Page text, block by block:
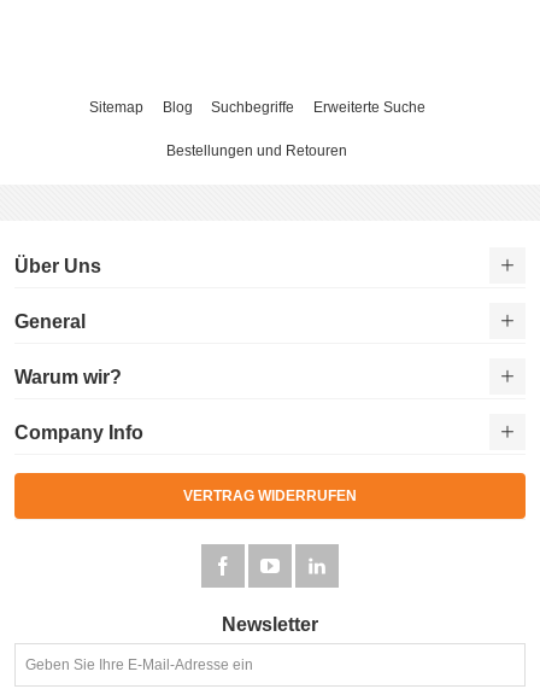
Sitemap Blog Suchbegriffe Erweiterte Suche
Bestellungen und Retouren
Über Uns
General
Warum wir?
Company Info
VERTRAG WIDERRUFEN
Newsletter